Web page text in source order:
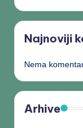
Najnoviji
Nema
Arhive